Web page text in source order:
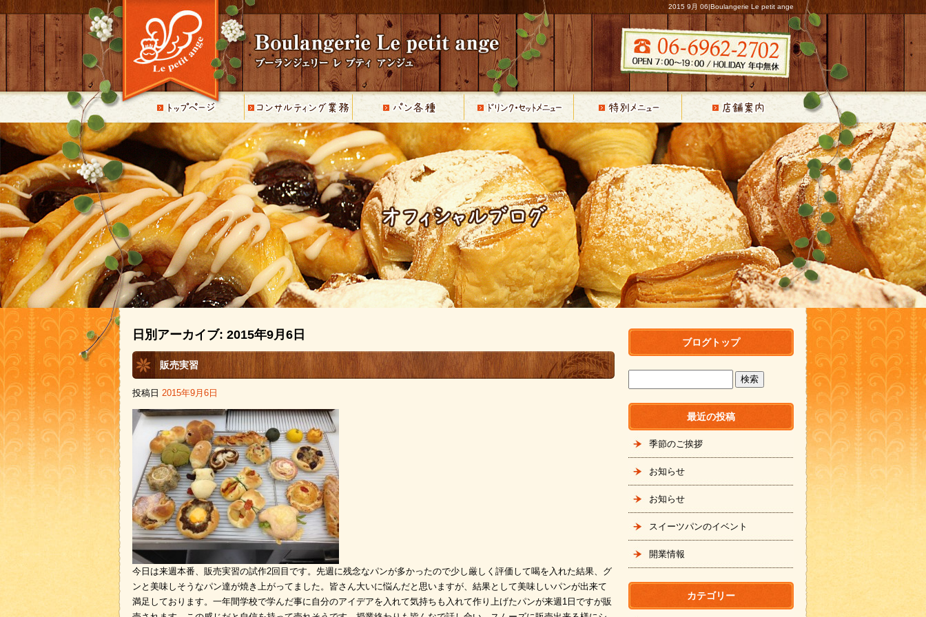
2015 9月 06|Boulangerie Le petit ange
日別アーカイブ: 2015年9月6日
販売実習
投稿日 2015年9月6日
今日は来週本番、販売実習の試作2回目です。先週に残念なパンが多かったので少し厳しく評価して喝を入れた結果、グ
ンと美味しそうなパン達が焼き上がってました。皆さん大いに悩んだと思いますが、結果として美味しいパンが出来て
満足しております。一年間学校で学んだ事に自分のアイデアを入れて気持ちも入れて作り上げたパンが来週1日ですが販
ブログトップ
最近の投稿
季節のご挨拶
お知らせ
お知らせ
スイーツパンのイベント
開業情報
カテゴリー